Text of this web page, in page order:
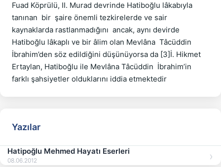
Fuad Köprülü, II. Murad devrinde Hatiboğlu lâkabıyla
tanınan  bir  şaire önemli tezkirelerde ve sair
kaynaklarda rastlanmadığını  ancak, aynı devirde
Hatiboğlu lâkaplı ve bir âlim olan Mevlâna  Tâcüddin
İbrahim’den söz edildiğini düşünüyorsa da [3]İ. Hikmet
Ertaylan, Hatiboğlu ile Mevlâna Tâcüddin  İbrahim’in
Yazılar
Hatipoğlu Mehmed Hayatı Eserleri
08.06.2012